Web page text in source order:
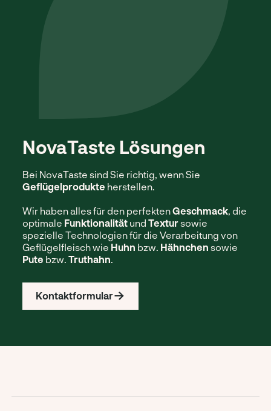
NovaTaste Lösungen
Bei NovaTaste sind Sie richtig, wenn Sie
Geflügelprodukte herstellen.
Wir haben alles für den perfektenGeschmack, die
optimale Funktionalität undTextursowie
spezielle Technologien für die Verarbeitung von
Geflügelfleisch wie Huhn bzw. Hähnchen sowie
Pute bzw.Truthahn.
Kontaktformular